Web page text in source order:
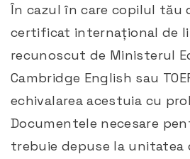
În cazul în care copilul tău
certificat internațional de
recunoscut de Ministerul
Cambridge English sau
echivalarea acestuia cu
Documentele necesare
trebuie depuse la unitatea